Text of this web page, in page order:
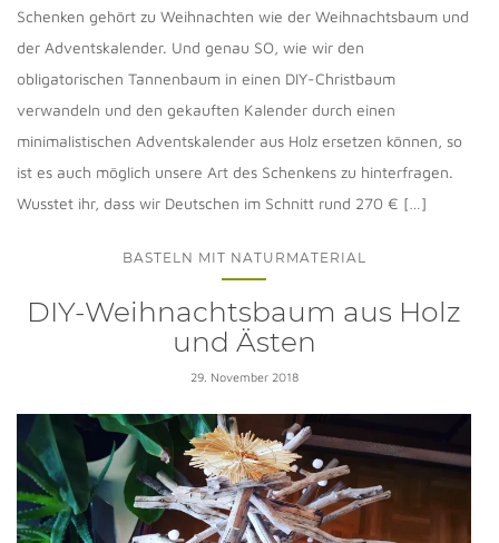
Schenken gehört zu Weihnachten wie der Weihnachtsbaum und
der Adventskalender. Und genau SO, wie wir den
obligatorischen Tannenbaum in einen DIY-Christbaum
verwandeln und den gekauften Kalender durch einen
minimalistischen Adventskalender aus Holz ersetzen können, so
ist es auch möglich unsere Art des Schenkens zu hinterfragen.
Wusstet ihr, dass wir Deutschen im Schnitt rund 270 € […]
BASTELN MIT NATURMATERIAL
DIY-Weihnachtsbaum aus Holz
und Ästen
29. November 2018